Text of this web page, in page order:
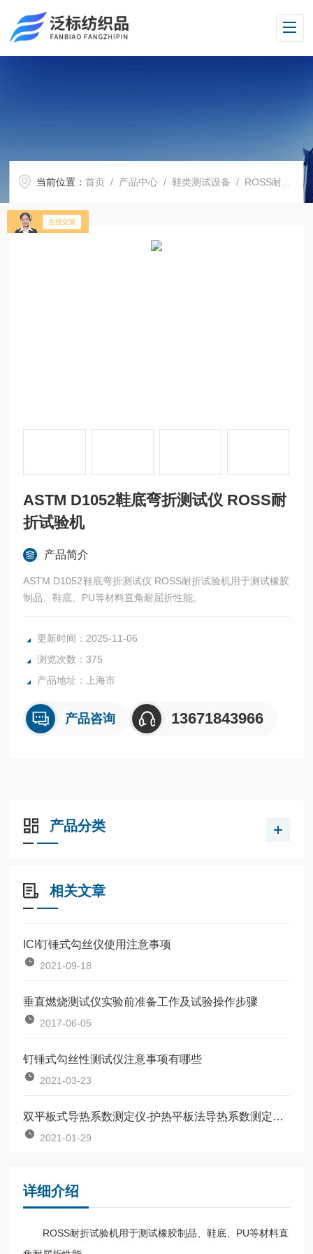
当前位置：首页 / 产品中心 /鞋类测试设备 / ROSS耐折试验机
ASTM D1052鞋底弯折测试仪 ROSS耐
折试验机
产品简介
ASTM D1052鞋底弯折测试仪 ROSS耐折试验机用于测试橡胶
制品、鞋底、PU等材料直角耐屈折性能。
更新时间：2025-11-06
浏览次数：375
产品地址：上海市
产品咨询 13671843966
产品分类
相关文章
ICI钉锤式勾丝仪使用注意事项
2021-09-18
垂直燃烧测试仪实验前准备工作及试验操作步骤
2017-06-05
钉锤式勾丝性测试仪注意事项有哪些
2021-03-23
双平板式导热系数测定仪-护热平板法导热系数测定仪标准集团解析
2021-01-29
详细介绍
ROSS耐折试验机用于测试橡胶制品、鞋底、PU等材料直